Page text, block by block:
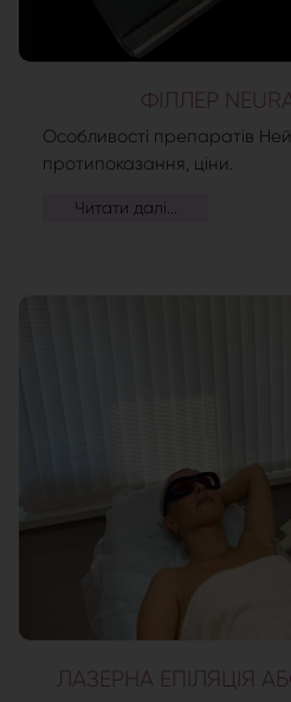
ФІЛЛЕР
Особливості препаратів
протипоказання, ціни.
Читати далі...
ЛАЗЕРНА ЕПІЛЯЦІЯ